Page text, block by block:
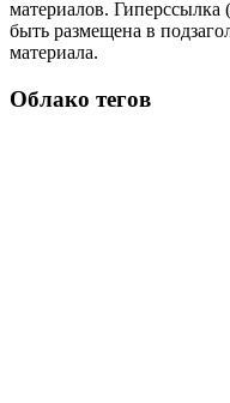
материалов. Гиперссылка
быть размещена в
материала.
Облако тегов